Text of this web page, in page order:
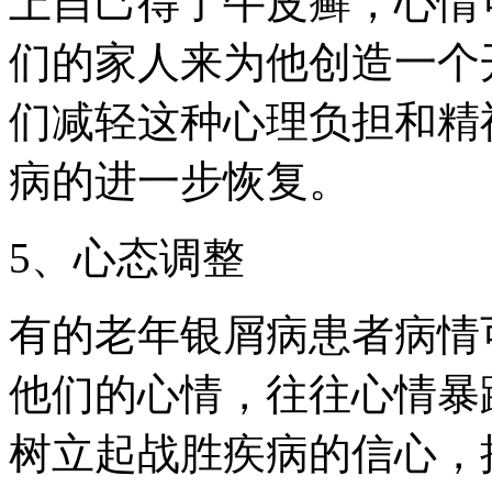
们的家人来为他创造一
们减轻这种心理负担和
病的进一步恢复。
5、心态调整
有的老年银屑病患者病
他们的心情，往往心情
树立起战胜疾病的信心